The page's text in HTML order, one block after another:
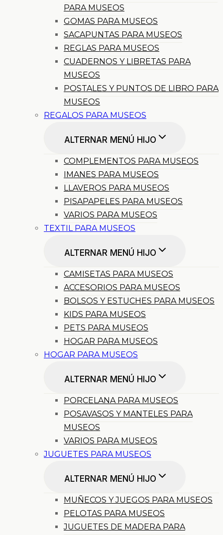
PARA MUSEOS
GOMAS PARA MUSEOS
SACAPUNTAS PARA MUSEOS
REGLAS PARA MUSEOS
CUADERNOS Y LIBRETAS PARA
MUSEOS
POSTALES Y PUNTOS DE LIBRO PARA
MUSEOS
REGALOS PARA MUSEOS
ALTERNAR MENÚ HIJO
COMPLEMENTOS PARA MUSEOS
IMANES PARA MUSEOS
LLAVEROS PARA MUSEOS
PISAPAPELES PARA MUSEOS
VARIOS PARA MUSEOS
TEXTIL PARA MUSEOS
ALTERNAR MENÚ HIJO
CAMISETAS PARA MUSEOS
ACCESORIOS PARA MUSEOS
BOLSOS Y ESTUCHES PARA MUSEOS
KIDS PARA MUSEOS
PETS PARA MUSEOS
HOGAR PARA MUSEOS
HOGAR PARA MUSEOS
ALTERNAR MENÚ HIJO
PORCELANA PARA MUSEOS
POSAVASOS Y MANTELES PARA
MUSEOS
VARIOS PARA MUSEOS
JUGUETES PARA MUSEOS
ALTERNAR MENÚ HIJO
MUÑECOS Y JUEGOS PARA MUSEOS
PELOTAS PARA MUSEOS
JUGUETES DE MADERA PARA